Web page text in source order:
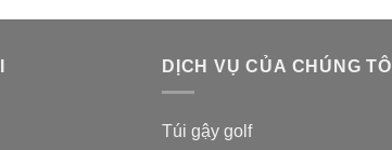
DỊCH VỤ CỦA CHÚNG TÔI
Túi gậy golf